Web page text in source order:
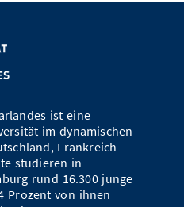
ist eine
im dynamischen
Frankreich
studieren in
rund 16.300 junge
Prozent von ihnen